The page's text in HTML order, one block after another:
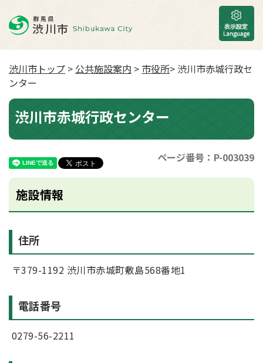
渋川市トップ > 公共施設案内 > 市役所> 渋川市赤城行政セ
ンター
渋川市赤城行政センター
ページ番号：P-003039
施設情報
住所
〒379-1192 渋川市赤城町敷島568番地1
電話番号
0279-56-2211